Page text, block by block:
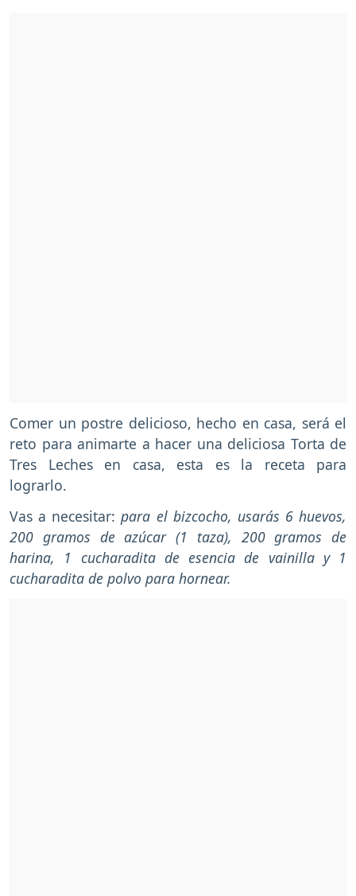
Comer un postre delicioso, hecho en casa, será el
reto para animarte a hacer una deliciosa Torta de
Tres Leches en casa, esta es la receta para
lograrlo.
Vas a necesitar: para el bizcocho, usarás 6 huevos,
200 gramos de azúcar (1 taza), 200 gramos de
harina, 1 cucharadita de esencia de vainilla y 1
cucharadita de polvo para hornear.